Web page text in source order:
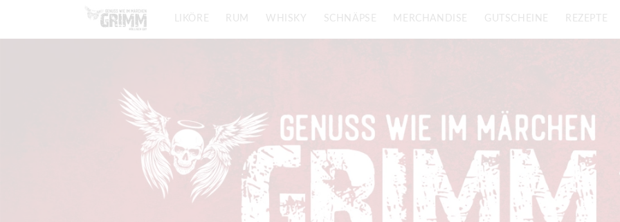
LIKÖRE RUM WHISKY SCHNÄPSE MERCHANDISE GUTSCHEINE REZEPTE